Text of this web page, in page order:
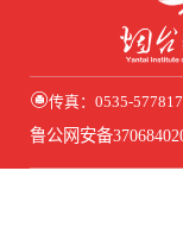
传真：0535-
鲁公网安备